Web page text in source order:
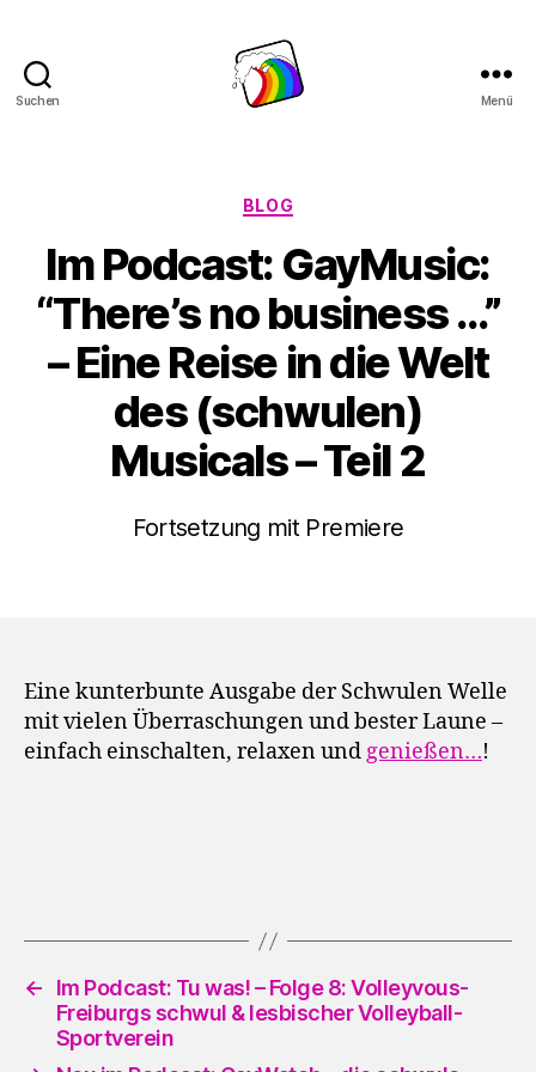
Suchen Menü
Kategorien
BLOG
Im Podcast: GayMusic:
“There’s no business …”
– Eine Reise in die Welt
des (schwulen)
Musicals – Teil 2
Fortsetzung mit Premiere
Eine kunterbunte Ausgabe der Schwulen Welle
mit vielen Überraschungen und bester Laune –
einfach einschalten, relaxen undgenießen…!
←
Im Podcast: Tu was! – Folge 8: Volleyvous-
Freiburgs schwul & lesbischer Volleyball-
Sportverein